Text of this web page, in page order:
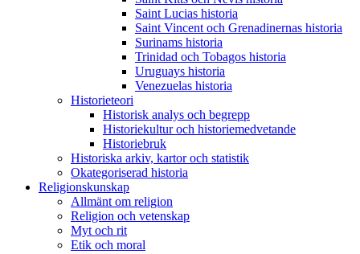
Saint Lucias historia
Saint Vincent och Grenadinernas historia
Surinams historia
Trinidad och Tobagos historia
Uruguays historia
Venezuelas historia
Historieteori
Historisk analys och begrepp
Historiekultur och historiemedvetande
Historiebruk
Historiska arkiv, kartor och statistik
Okategoriserad historia
Religionskunskap
Allmänt om religion
Religion och vetenskap
Myt och rit
Etik och moral